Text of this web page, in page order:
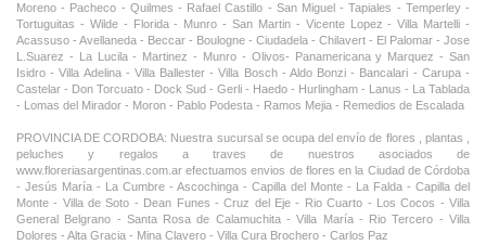
Moreno - Pacheco - Quilmes - Rafael Castillo - San Miguel - Tapiales - Temperley -
Tortuguitas - Wilde - Florida - Munro - San Martin - Vicente Lopez - Villa Martelli -
Acassuso - Avellaneda - Beccar - Boulogne - Ciudadela - Chilavert - El Palomar - Jose
L.Suarez - La Lucila - Martinez - Munro - Olivos- Panamericana y Marquez - San
Isidro - Villa Adelina - Villa Ballester - Villa Bosch - Aldo Bonzi - Bancalari - Carupa -
Castelar - Don Torcuato - Dock Sud - Gerli - Haedo - Hurlingham - Lanus - La Tablada
- Lomas del Mirador - Moron - Pablo Podesta - Ramos Mejia - Remedios de Escalada
PROVINCIA DE CORDOBA: Nuestra sucursal se ocupa del envío de flores , plantas ,
peluches y regalos a traves de nuestros asociados de
www.floreriasargentinas.com.ar efectuamos envios de flores en la Ciudad de Córdoba
- Jesús María - La Cumbre - Ascochinga - Capilla del Monte - La Falda - Capilla del
Monte - Villa de Soto - Dean Funes - Cruz del Eje - Rio Cuarto - Los Cocos - Villa
General Belgrano - Santa Rosa de Calamuchita - Villa María - Rio Tercero - Villa
Dolores - Alta Gracia - Mina Clavero - Villa Cura Brochero - Carlos Paz